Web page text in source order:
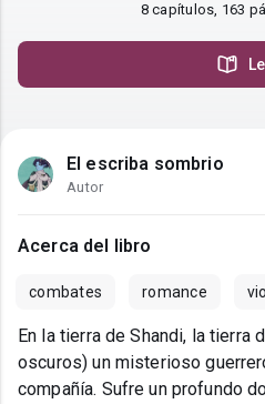
8 capítulos, 163
El escriba sombrio
Autor
Acerca del libro
combates romance
En la tierra de Shandi, la tierra
oscuros) un misterioso
compañía. Sufre un profundo